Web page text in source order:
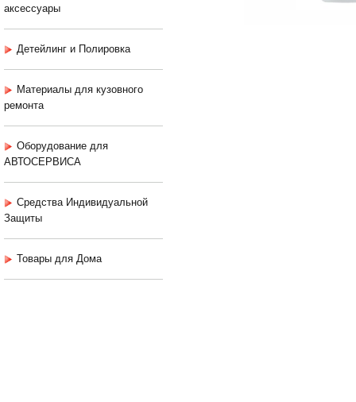
аксессуары
Детейлинг и Полировка
Материалы для кузовного
ремонта
Оборудование для
АВТОСЕРВИСА
Средства Индивидуальной
Защиты
Товары для Дома